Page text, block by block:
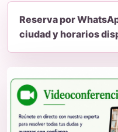
Reserva por
ciudad y horarios